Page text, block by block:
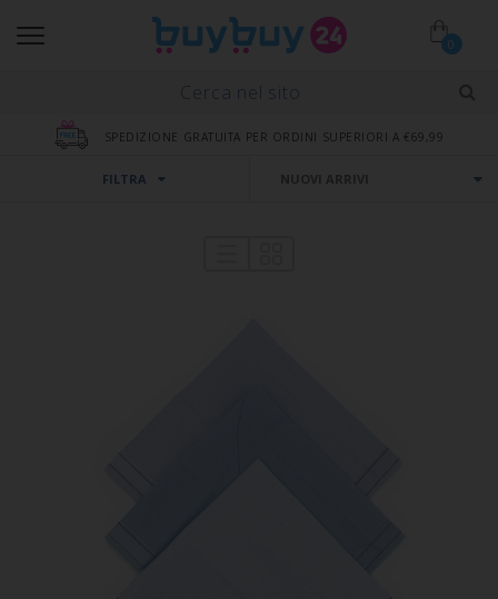
0
SPEDIZIONE GRATUITA PER ORDINI SUPERIORI A €69,99
FILTRA